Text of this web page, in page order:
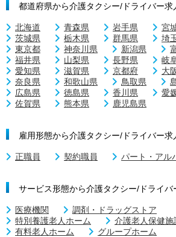
都道府県から介護タクシー/ドライバー求
北海道 青森県 岩手県 宮
茨城県
栃木県 群馬県 埼
東京都
神奈川県 新潟県
福井県
山梨県 長野県 岐
愛知県
滋賀県 京都府 大
奈良県
和歌山県 鳥取県
広島県
徳島県 香川県 愛
佐賀県
熊本県 鹿児島県
雇用形態から介護タクシー/ドライバー求
正職員 契約職員 パート・アル
サービス形態から介護タクシー/ドライバ
医療機関
調剤・ドラッグストア
特別養護老人ホーム
介護老人保健施
有料老人ホーム
グループホーム